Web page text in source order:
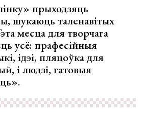
прыходзяць
шукаюць таленавітых
месца для творчага
усё: прафесійныя
ідэі, пляцоўка для
і людзі, гатовыя